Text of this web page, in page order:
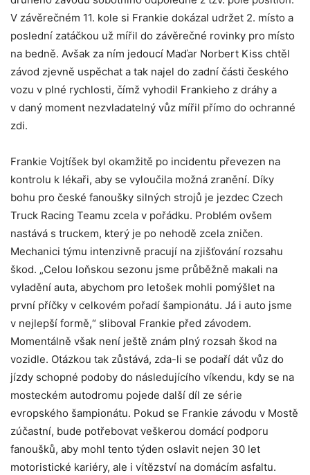
V závěrečném 11. kole si Frankie dokázal udržet 2. místo a
poslední zatáčkou už mířil do závěrečné rovinky pro místo
na bedně. Avšak za ním jedoucí Maďar Norbert Kiss chtěl
závod zjevně uspěchat a tak najel do zadní části českého
vozu v plné rychlosti, čímž vyhodil Frankieho z dráhy a
v daný moment nezvladatelný vůz mířil přímo do ochranné
zdi.
Frankie Vojtíšek byl okamžitě po incidentu převezen na
kontrolu k lékaři, aby se vyloučila možná zranění. Díky
bohu pro české fanoušky silných strojů je jezdec Czech
Truck Racing Teamu zcela v pořádku. Problém ovšem
nastává s truckem, který je po nehodě zcela zničen.
Mechanici týmu intenzivně pracují na zjišťování rozsahu
škod. „Celou loňskou sezonu jsme průběžně makali na
vyladění auta, abychom pro letošek mohli pomýšlet na
první příčky v celkovém pořadí šampionátu. Já i auto jsme
v nejlepší formě,“ sliboval Frankie před závodem.
Momentálně však není ještě znám plný rozsah škod na
vozidle. Otázkou tak zůstává, zda-li se podaří dát vůz do
jízdy schopné podoby do následujícího víkendu, kdy se na
mosteckém autodromu pojede další díl ze série
evropského šampionátu. Pokud se Frankie závodu v Mostě
zúčastní, bude potřebovat veškerou domácí podporu
fanoušků, aby mohl tento týden oslavit nejen 30 let
motoristické kariéry, ale i vítězství na domácím asfaltu.